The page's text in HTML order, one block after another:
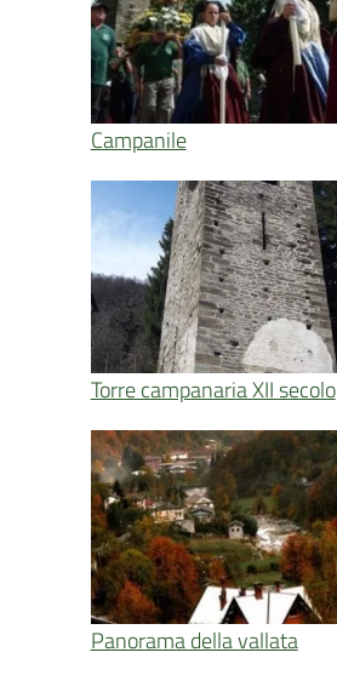
Campanile
Torre campanaria XII secolo
Panorama della vallata